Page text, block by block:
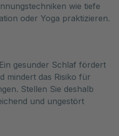
wie tiefe
oder Yoga praktizieren.
gesunder Schlaf fördert
mindert das Risiko für
Stellen Sie deshalb
und ungestört